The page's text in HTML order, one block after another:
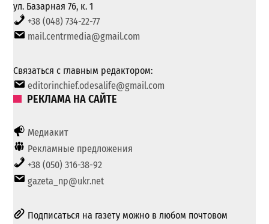
ул. Базарная 76, к. 1
+38 (048) 734-22-77
mail.centrmedia@gmail.com
Связаться с главным редактором:
editorinchief.odesalife@gmail.com
РЕКЛАМА НА САЙТЕ
Медиакит
Рекламные предложения
+38 (050) 316-38-92
gazeta_np@ukr.net
Подписаться на газету можно в любом почтовом